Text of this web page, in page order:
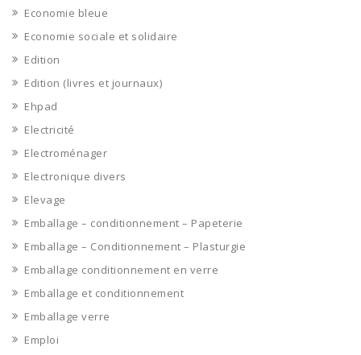
Economie bleue
Economie sociale et solidaire
Edition
Edition (livres et journaux)
Ehpad
Electricité
Electroménager
Electronique divers
Elevage
Emballage – conditionnement – Papeterie
Emballage – Conditionnement – Plasturgie
Emballage conditionnement en verre
Emballage et conditionnement
Emballage verre
Emploi